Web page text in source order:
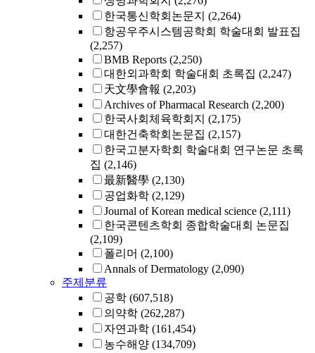
한국통신학회논문지 (2,264)
항공우주시스템공학회 학술대회 발표집
(2,257)
BMB Reports (2,250)
대한외과학회 학술대회 초록집 (2,247)
天文學會報 (2,203)
Archives of Pharmacal Research (2,200)
한국사회체육학회지 (2,175)
대한건축학회논문집 (2,157)
한국고분자학회 학술대회 연구논문 초록
집 (2,146)
最新醫學 (2,130)
공업화학 (2,129)
Journal of Korean medical science (2,111)
한국콘텐츠학회 종합학술대회 논문집
(2,109)
폴리머 (2,100)
Annals of Dermatology (2,090)
주제분류
공학 (607,518)
의약학 (262,287)
자연과학 (161,454)
농수해양 (134,709)